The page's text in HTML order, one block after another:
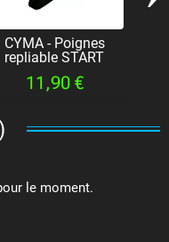
CYMA - Poignes
repliable START
11,90 €
le moment.